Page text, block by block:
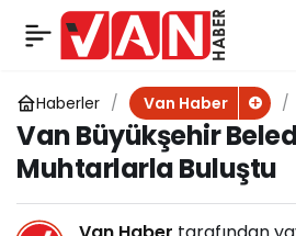
Haberler Van Haber
Van Büyükşehir
Muhtarlarla Buluştu
Cilt Bakımınızda
Devrim Yaratan Etki
Niacinamide Serum